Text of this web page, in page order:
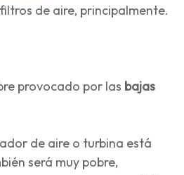
de aire, principalmente.
provocado por las bajas
de aire o turbina está
será muy pobre,